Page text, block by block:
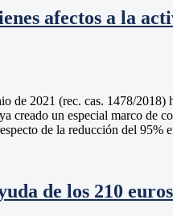
afectos a la
de 2021 (rec. cas. 1478/
creado un especial marco
de la reducción del
de los 210